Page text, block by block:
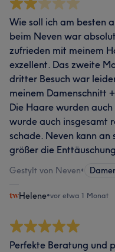
Wie soll ich am besten
beim Neven war
zufrieden mit meinem
exzellent. Das zweite
dritter Besuch war
meinem Damenschnitt
Die Haare wurden
wurde auch insgesamt
schade. Neven kann an
größer die
Gestylt von Neven•
Helene•vor etwa 1 Monat
Perfekte Beratung und